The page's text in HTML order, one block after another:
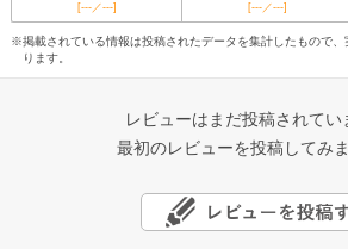
[---／---] [---／---]
※掲載されている情報は投稿されたデータを集計したもので
ります。
レビューはまだ投稿されてい
最初のレビューを投稿してみ